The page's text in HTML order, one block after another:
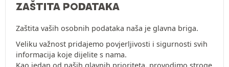
ZAŠTITA PODATAKA
Zaštita vaših osobnih podataka naša je glavna briga.
Veliku važnost pridajemo povjerljivosti i sigurnosti svih
informacija koje dijelite s nama.